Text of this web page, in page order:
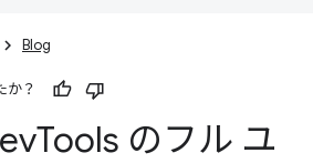
Blog
か？
Tools のフル ユ